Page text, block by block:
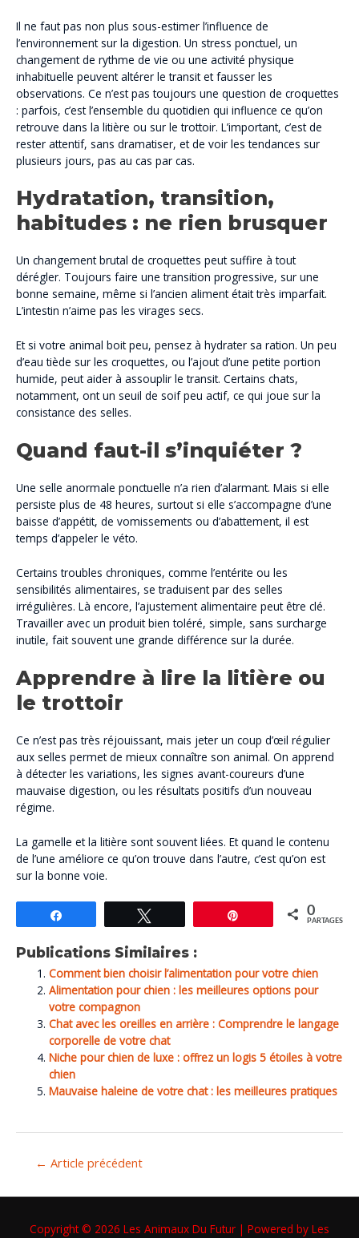
Il ne faut pas non plus sous-estimer l’influence de
l’environnement sur la digestion. Un stress ponctuel, un
changement de rythme de vie ou une activité physique
inhabituelle peuvent altérer le transit et fausser les
observations. Ce n’est pas toujours une question de croquettes
: parfois, c’est l’ensemble du quotidien qui influence ce qu’on
retrouve dans la litière ou sur le trottoir. L’important, c’est de
rester attentif, sans dramatiser, et de voir les tendances sur
plusieurs jours, pas au cas par cas.
Hydratation, transition,
habitudes : ne rien brusquer
Un changement brutal de croquettes peut suffire à tout
dérégler. Toujours faire une transition progressive, sur une
bonne semaine, même si l’ancien aliment était très imparfait.
L’intestin n’aime pas les virages secs.
Et si votre animal boit peu, pensez à hydrater sa ration. Un peu
d’eau tiède sur les croquettes, ou l’ajout d’une petite portion
humide, peut aider à assouplir le transit. Certains chats,
notamment, ont un seuil de soif peu actif, ce qui joue sur la
consistance des selles.
Quand faut-il s’inquiéter ?
Une selle anormale ponctuelle n’a rien d’alarmant. Mais si elle
persiste plus de 48 heures, surtout si elle s’accompagne d’une
baisse d’appétit, de vomissements ou d’abattement, il est
temps d’appeler le véto.
Certains troubles chroniques, comme l’entérite ou les
sensibilités alimentaires, se traduisent par des selles
irrégulières. Là encore, l’ajustement alimentaire peut être clé.
Travailler avec un produit bien toléré, simple, sans surcharge
inutile, fait souvent une grande différence sur la durée.
Apprendre à lire la litière ou
le trottoir
Ce n’est pas très réjouissant, mais jeter un coup d’œil régulier
aux selles permet de mieux connaître son animal. On apprend
à détecter les variations, les signes avant-coureurs d’une
mauvaise digestion, ou les résultats positifs d’un nouveau
régime.
La gamelle et la litière sont souvent liées. Et quand le contenu
de l’une améliore ce qu’on trouve dans l’autre, c’est qu’on est
sur la bonne voie.
0
PARTAGES
Publications Similaires :
Comment bien choisir l’alimentation pour votre chien
Alimentation pour chien : les meilleures options pour
votre compagnon
Chat avec les oreilles en arrière : Comprendre le langage
corporelle de votre chat
Niche pour chien de luxe : offrez un logis 5 étoiles à votre
chien
Mauvaise haleine de votre chat : les meilleures pratiques
← Article précédent
Copyright © 2026 Les Animaux Du Futur | Powered by Les